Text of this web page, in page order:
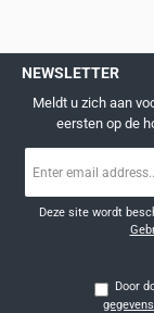
NEWSLETTER
Meldt u zich aan
eersten op de
mailadres
Deze site wordt